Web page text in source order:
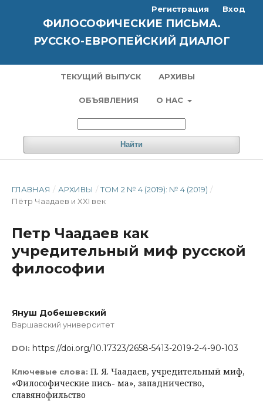
ФИЛОСОФИЧЕСКИЕ ПИСЬМА.
РУССКО-ЕВРОПЕЙСКИЙ ДИАЛОГ
ТЕКУЩИЙ ВЫПУСК АРХИВЫ
ОБЪЯВЛЕНИЯ О НАС
Найти
Регистрация Вход
ГЛАВНАЯ / АРХИВЫ / ТОМ 2 № 4 (2019): № 4 (2019) /
Пётр Чаадаев и XXI век
Петр Чаадаев как
учредительный миф русской
философии
Януш Добешевский
Варшавский университет
DOI: https://doi.org/10.17323/2658-5413-2019-2-4-90-103
Ключевые слова: П. Я. Чаадаев, учредительный миф,
«Философические пись- ма», западничество,
славянофильство